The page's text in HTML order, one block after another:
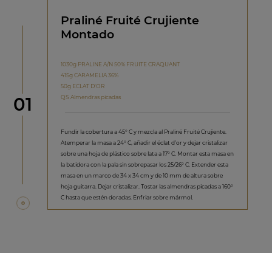
Paso
01
Praliné Fruité Crujiente
Montado
1030g PRALINE A/N 50% FRUITE CRAQUANT
415g CARAMELIA 36%
50g ECLAT D'OR
QS Almendras picadas
Fundir la cobertura a 45° C y mezcla al Praliné Fruité Crujiente.
Atemperar la masa a 24° C, añadir el éclat d’or y dejar cristalizar
sobre una hoja de plástico sobre lata a 17° C. Montar esta masa en
la batidora con la pala sin sobrepasar los 25/26° C. Extender esta
masa en un marco de 34 x 34 cm y de 10 mm de altura sobre
hoja guitarra. Dejar cristalizar. Tostar las almendras picadas a 160°
C hasta que estén doradas. Enfriar sobre mármol.